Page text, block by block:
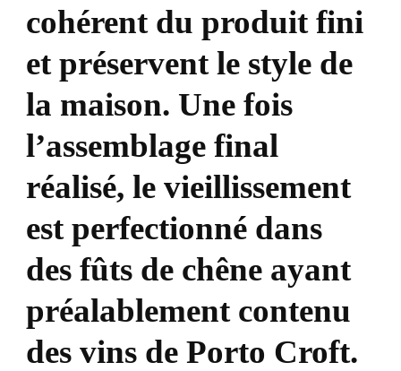
cohérent du produit fini
et préservent le style de
la maison. Une fois
l’assemblage final
réalisé, le vieillissement
est perfectionné dans
des fûts de chêne ayant
préalablement contenu
des vins de Porto Croft.